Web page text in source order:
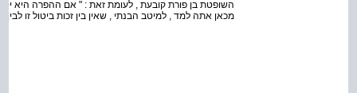
מכאן אתה למד , למיטב הבנתי , שאין בין זכות ביטול זו לבין סעיף 39 הנ"ל ולא